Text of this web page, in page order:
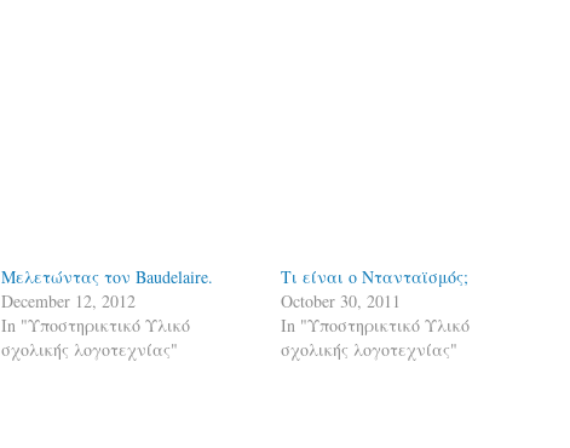
Μελετώντας τον Baudelaire.
December 12, 2012
In "Υποστηρικτικό Υλικό
σχολικής λογοτεχνίας"
Τι είναι ο Ντανταϊσμός;
October 30, 2011
In "Υποστηρικτικό Υλικό
σχολικής λογοτεχνίας"